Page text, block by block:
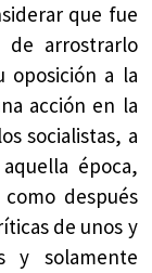
que fue
arrostrarlo
oposición a la
acción en la
socialistas, a
época,
después
de unos y
y solamente